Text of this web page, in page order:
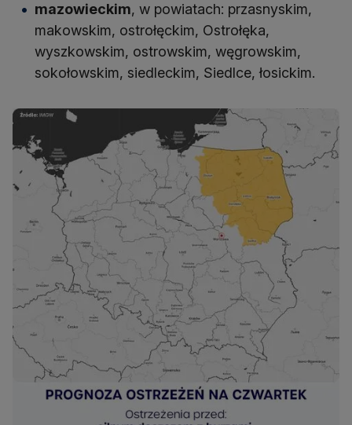
mazowieckim, w powiatach: przasnyskim,
makowskim, ostrołęckim, Ostrołęka,
wyszkowskim, ostrowskim, węgrowskim,
sokołowskim, siedleckim, Siedlce, łosickim.